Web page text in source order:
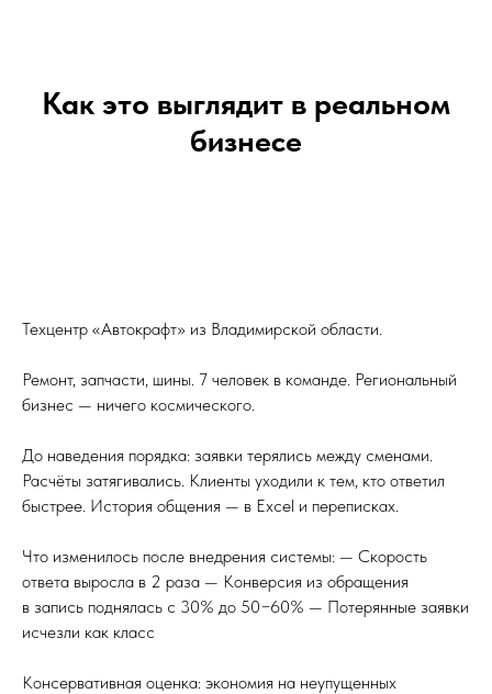
Как это выглядит в реальном
бизнесе
Техцентр «Автокрафт» из Владимирской области.
Ремонт, запчасти, шины. 7 человек в команде. Региональный
бизнес — ничего космического.
До наведения порядка: заявки терялись между сменами.
Расчёты затягивались. Клиенты уходили к тем, кто ответил
быстрее. История общения — в Excel и переписках.
Что изменилось после внедрения системы: — Скорость
ответа выросла в 2 раза — Конверсия из обращения
в запись поднялась с 30% до 50−60% — Потерянные заявки
исчезли как класс
Консервативная оценка: экономия на неупущенных